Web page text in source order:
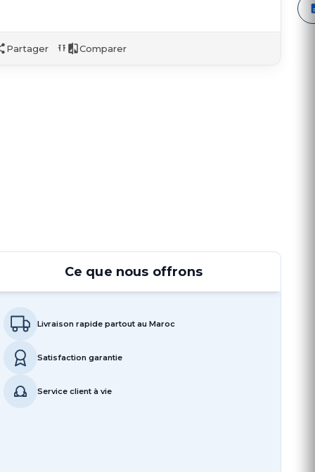
Partager Comparer
Ce que nous offrons
Livraison rapide partout au Maroc
Satisfaction garantie
Service client à vie